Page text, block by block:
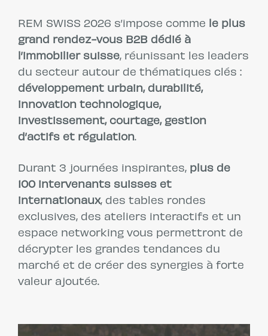
REM SWISS 2026 s’impose comme
le plus
grand rendez-vous B2B dédié à
l’immobilier suisse, réunissant les leaders
du secteur autour de thématiques clés :
développement urbain, durabilité,
innovation technologique,
investissement, courtage, gestion
d’actifs et régulation.
Durant 3 journées inspirantes, plus de
100 intervenants suisses et
internationaux, des tables rondes
exclusives, des ateliers interactifs et un
espace networking vous permettront de
décrypter les grandes tendances du
marché et de créer des synergies à forte
valeur ajoutée.